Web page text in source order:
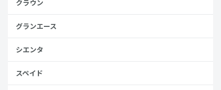
クラウン
グランエース
シエンタ
スペイド